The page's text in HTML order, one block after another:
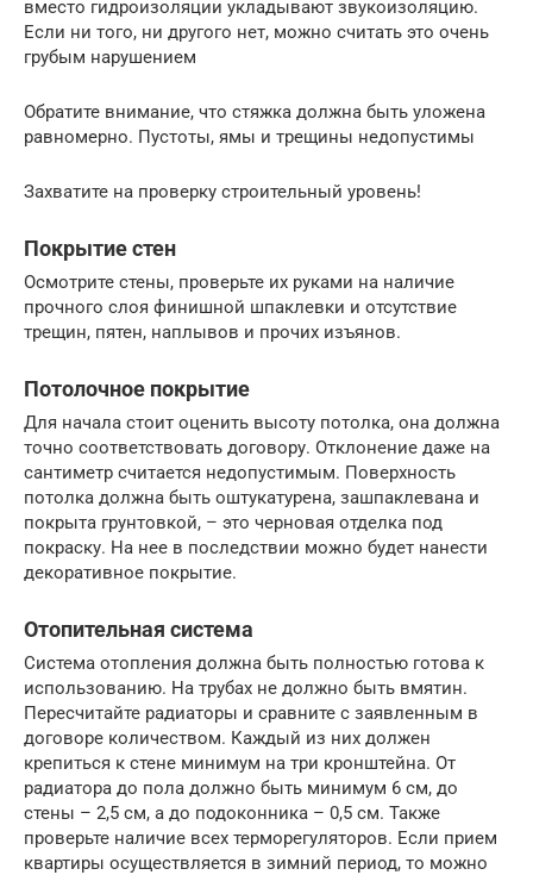
вместо гидроизоляции укладывают звукоизоляцию.
Если ни того, ни другого нет, можно считать это очень
грубым нарушением
Обратите внимание, что стяжка должна быть уложена
равномерно. Пустоты, ямы и трещины недопустимы
Захватите на проверку строительный уровень!
Покрытие стен
Осмотрите стены, проверьте их руками на наличие
прочного слоя финишной шпаклевки и отсутствие
трещин, пятен, наплывов и прочих изъянов.
Потолочное покрытие
Для начала стоит оценить высоту потолка, она должна
точно соответствовать договору. Отклонение даже на
сантиметр считается недопустимым. Поверхность
потолка должна быть оштукатурена, зашпаклевана и
покрыта грунтовкой, – это черновая отделка под
покраску. На нее в последствии можно будет нанести
декоративное покрытие.
Отопительная система
Система отопления должна быть полностью готова к
использованию. На трубах не должно быть вмятин.
Пересчитайте радиаторы и сравните с заявленным в
договоре количеством. Каждый из них должен
крепиться к стене минимум на три кронштейна. От
радиатора до пола должно быть минимум 6 см, до
стены – 2,5 см, а до подоконника – 0,5 см. Также
проверьте наличие всех терморегуляторов. Если прием
квартиры осуществляется в зимний период, то можно